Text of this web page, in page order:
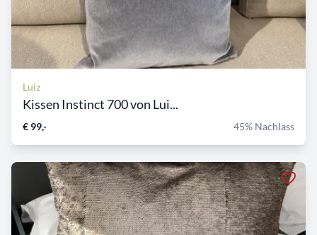
Luiz
Kissen Instinct 700 von Lui...
€ 99,- 45% Nachlass